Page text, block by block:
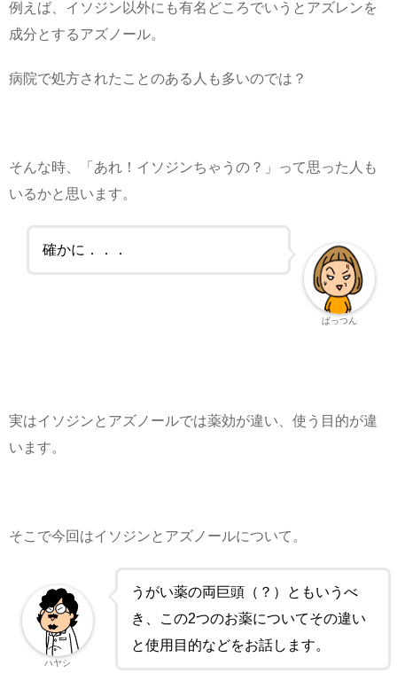
例えば、イソジン以外にも有名どころでいうとアズレンを
成分とするアズノール。
病院で処方されたことのある人も多いのでは？
そんな時、「あれ！イソジンちゃうの？」って思った人も
いるかと思います。
確かに．．．
ぱっつん
実はイソジンとアズノールでは薬効が違い、使う目的が違
います。
そこで今回はイソジンとアズノールについて。
うがい薬の両巨頭（？）ともいうべ
き、この2つのお薬についてその違い
と使用目的などをお話します。
ハヤシ